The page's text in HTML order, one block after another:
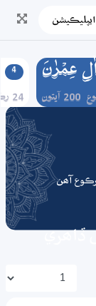
ايپليڪيشن
اٰلِ عِمۡرٰنَ
200 آيتون
4
24 رڪوع
ڏاھري